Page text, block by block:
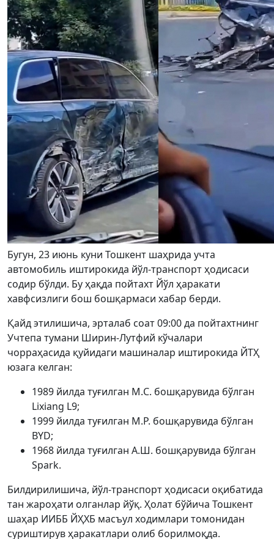
Бугун, 23 июнь куни Тошкент шаҳрида учта
автомобиль иштирокида йўл-транспорт ҳодисаси
содир бўлди. Бу ҳақда пойтахт Йўл ҳаракати
хавфсизлиги бош бошқармаси хабар берди.
Қайд этилишича, эрталаб соат 09:00 да пойтахтнинг
Учтепа тумани Ширин-Лутфий кўчалари
чорраҳасида қуйидаги машиналар иштирокида ЙТҲ
юзага келган:
1989 йилда туғилган M.С. бошқарувида бўлган
Lixiang L9;
1999 йилда туғилган M.Р. бошқарувида бўлган
BYD;
1968 йилда туғилган A.Ш. бошқарувида бўлган
Spark.
Билдирилишича, йўл-транспорт ҳодисаси оқибатида
тан жароҳати олганлар йўқ. Ҳолат бўйича Тошкент
шаҳар ИИББ ЙҲХБ масъул ходимлари томонидан
суриштирув ҳаракатлари олиб борилмоқда.